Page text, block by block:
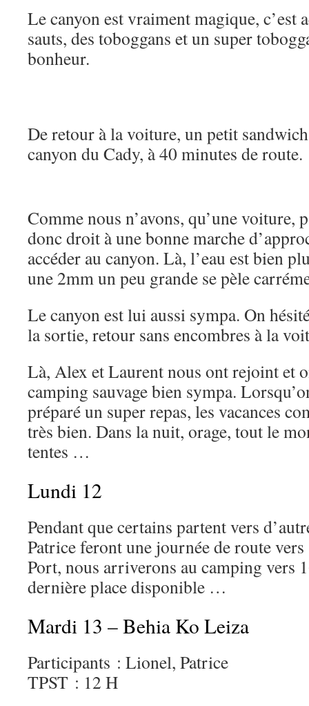
Le canyon est vraiment magique, c’est
sauts, des toboggans et un super
bonheur.
De retour à la voiture, un petit
canyon du Cady, à 40 minutes de route.
Comme nous n’avons, qu’une voiture,
donc droit à une bonne marche
accéder au canyon. Là, l’eau est bien
une 2mm un peu grande se pèle
Le canyon est lui aussi sympa. On
la sortie, retour sans encombres à la
Là, Alex et Laurent nous ont rejoint et
camping sauvage bien sympa.
préparé un super repas, les vacances
très bien. Dans la nuit, orage, tout le
tentes …
Lundi 12
Pendant que certains partent vers
Patrice feront une journée de route vers
Port, nous arriverons au camping vers
dernière place disponible …
Mardi 13 – Behia Ko Leiza
Participants : Lionel, Patrice
TPST : 12 H